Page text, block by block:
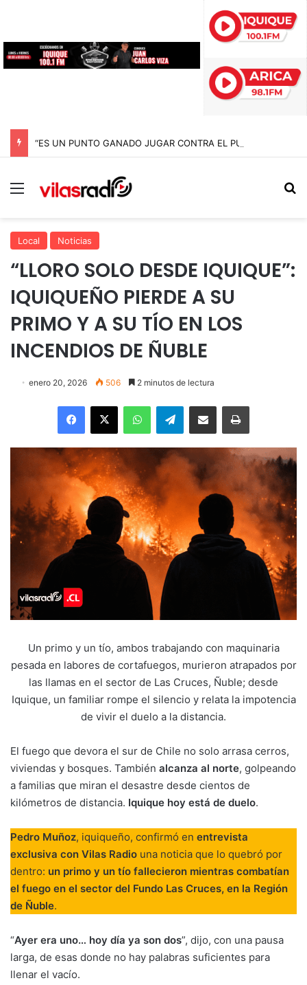
Menú
Local Noticias
“LLORO SOLO DESDE IQUIQUE”:
IQUIQUEÑO PIERDE A SU
PRIMO Y A SU TÍO EN LOS
INCENDIOS DE ÑUBLE
enero 20, 2026 506 2 minutos de lectura
Facebook
X WhatsAppTelegramEnviar vía email Imprimir
Un primo y un tío, ambos trabajando con maquinaria
pesada en labores de cortafuegos, murieron atrapados por
las llamas en el sector de Las Cruces, Ñuble; desde
Iquique, un familiar rompe el silencio y relata la impotencia
de vivir el duelo a la distancia.
El fuego que devora el sur de Chile no solo arrasa cerros,
viviendas y bosques. También alcanza al norte, golpeando
a familias que miran el desastre desde cientos de
kilómetros de distancia. Iquique hoy está de duelo.
Pedro Muñoz, iquiqueño, confirmó en entrevista
exclusiva con Vilas Radio una noticia que lo quebró por
dentro: un primo y un tío fallecieron mientras combatían
el fuego en el sector del Fundo Las Cruces, en la Región
de Ñuble.
“Ayer era uno… hoy día ya son dos”, dijo, con una pausa
larga, de esas donde no hay palabras suficientes para
llenar el vacío.